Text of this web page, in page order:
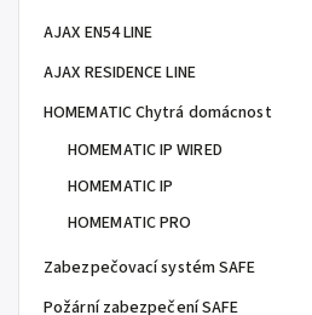
AJAX EN54 LINE
AJAX RESIDENCE LINE
HOMEMATIC Chytrá domácnost
HOMEMATIC IP WIRED
HOMEMATIC IP
HOMEMATIC PRO
Zabezpečovací systém SAFE
Požární zabezpečení SAFE